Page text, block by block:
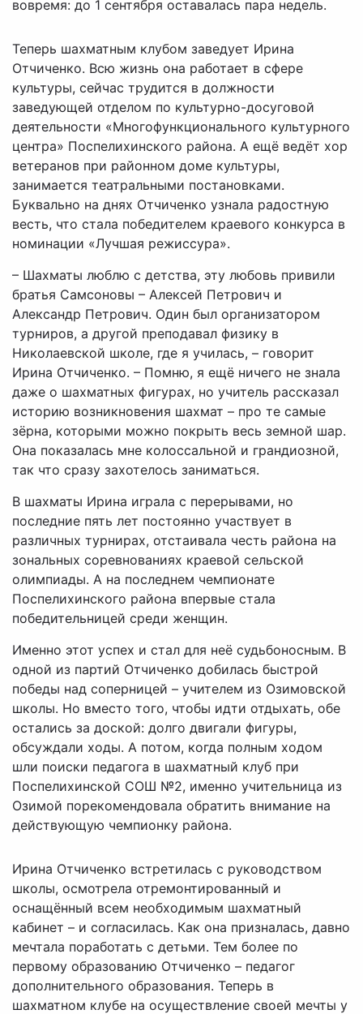
вовремя: до 1 сентября оставалась пара недель.
Теперь шахматным клубом заведует Ирина
Отчиченко. Всю жизнь она работает в сфере
культуры, сейчас трудится в должности
заведующей отделом по культурно-досуговой
деятельности «Многофункционального культурного
центра» Поспелихинского района. А ещё ведёт хор
ветеранов при районном доме культуры,
занимается театральными постановками.
Буквально на днях Отчиченко узнала радостную
весть, что стала победителем краевого конкурса в
номинации «Лучшая режиссура».
– Шахматы люблю с детства, эту любовь привили
братья Самсоновы – Алексей Петрович и
Александр Петрович. Один был организатором
турниров, а другой преподавал физику в
Николаевской школе, где я училась, – говорит
Ирина Отчиченко. – Помню, я ещё ничего не знала
даже о шахматных фигурах, но учитель рассказал
историю возникновения шахмат – про те самые
зёрна, которыми можно покрыть весь земной шар.
Она показалась мне колоссальной и грандиозной,
так что сразу захотелось заниматься.
В шахматы Ирина играла с перерывами, но
последние пять лет постоянно участвует в
различных турнирах, отстаивала честь района на
зональных соревнованиях краевой сельской
олимпиады. А на последнем чемпионате
Поспелихинского района впервые стала
победительницей среди женщин.
Именно этот успех и стал для неё судьбоносным. В
одной из партий Отчиченко добилась быстрой
победы над соперницей – учителем из Озимовской
школы. Но вместо того, чтобы идти отдыхать, обе
остались за доской: долго двигали фигуры,
обсуждали ходы. А потом, когда полным ходом
шли поиски педагога в шахматный клуб при
Поспелихинской СОШ №2, именно учительница из
Озимой порекомендовала обратить внимание на
действующую чемпионку района.
Ирина Отчиченко встретилась с руководством
школы, осмотрела отремонтированный и
оснащённый всем необходимым шахматный
кабинет – и согласилась. Как она призналась, давно
мечтала поработать с детьми. Тем более по
первому образованию Отчиченко – педагог
дополнительного образования. Теперь в
шахматном клубе на осуществление своей мечты у